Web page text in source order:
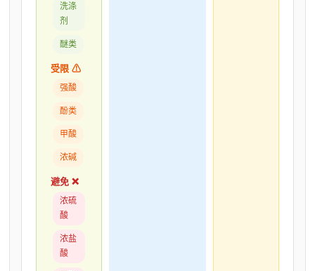
洗涤
剂
醚类
受限 ⚠
强酸
酚类
甲酸
浓碱
避免 ❌
浓硫
酸
浓盐
酸